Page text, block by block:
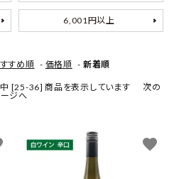
6,001円以上
すめ順 - 価格順 - 新着順
[25-36] 商品を表示しています
次の
ジへ
favorite